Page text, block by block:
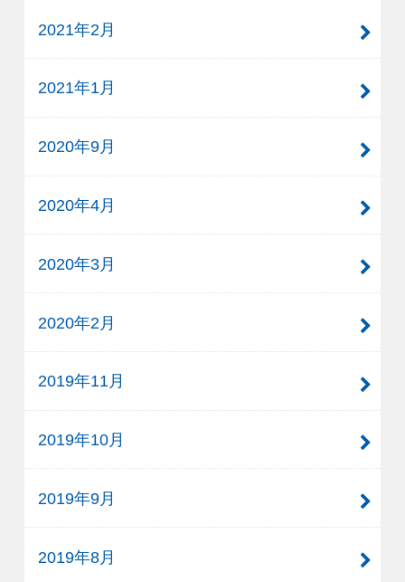
2021年2月
2021年1月
2020年9月
2020年4月
2020年3月
2020年2月
2019年11月
2019年10月
2019年9月
2019年8月